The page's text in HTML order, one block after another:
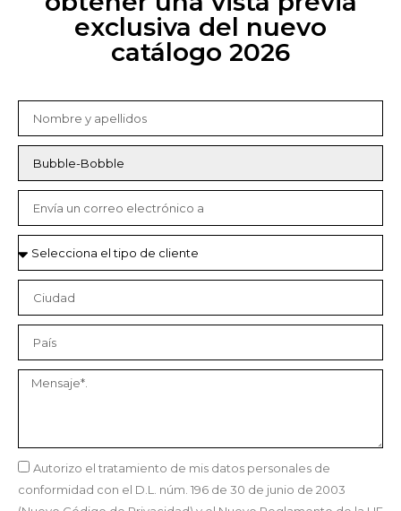
exclusiva del nuevo
catálogo 2026
Autorizo el tratamiento de mis datos personales de
conformidad con el D.L. núm. 196 de 30 de junio de 2003